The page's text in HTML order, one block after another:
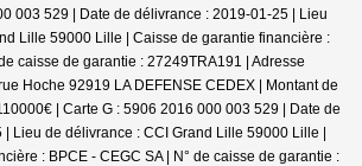
003 529 | Date de délivrance : 2019-01-25 | Lieu
Lille 59000 Lille | Caisse de garantie financière :
caisse de garantie : 27249TRA191 | Adresse
Hoche 92919 LA DEFENSE CEDEX | Montant de
| Carte G : 5906 2016 000 003 529 | Date de
Lieu de délivrance : CCI Grand Lille 59000 Lille |
: BPCE - CEGC SA | N° de caisse de garantie :